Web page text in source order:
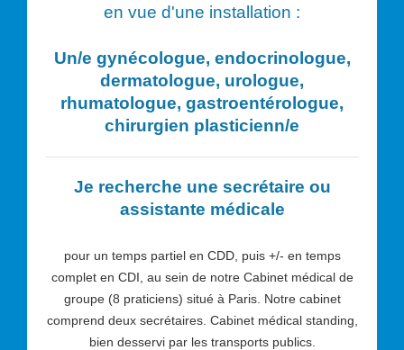
en vue d'une installation :
Un/e gynécologue, endocrinologue,
dermatologue, urologue,
rhumatologue, gastroentérologue,
chirurgien plasticienn/e
Je recherche une secrétaire ou
assistante médicale
pour un temps partiel en CDD, puis +/- en temps
complet en CDI, au sein de notre Cabinet médical de
groupe (8 praticiens) situé à Paris. Notre cabinet
comprend deux secrétaires. Cabinet médical standing,
bien desservi par les transports publics.